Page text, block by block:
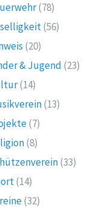
(78)
(56)
(20)
& Jugend (23)
(14)
(13)
(7)
(8)
(33)
(14)
(32)